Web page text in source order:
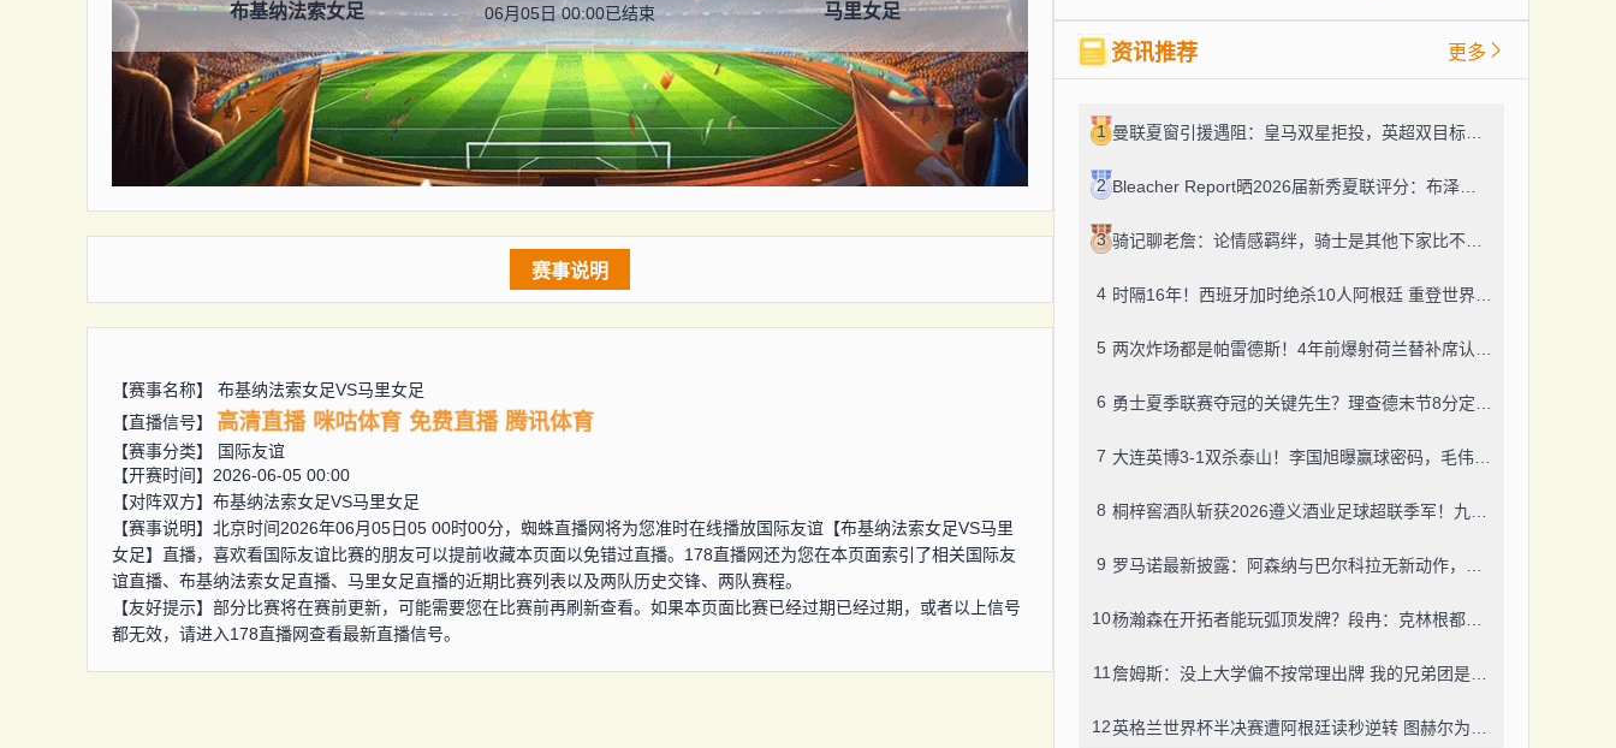
布基纳法索女足 06月05日 00:00已结束 马里女足
赛事说明
【赛事名称】 布基纳法索女足VS马里女足
【直播信号】
高清直播 咪咕体育 免费直播 腾讯体育
【赛事分类】
国际友谊
【开赛时间】2026-06-05 00:00
【对阵双方】 布基纳法索女足VS马里女足
【赛事说明】北京时间2026年06月05日05 00时00分，蜘蛛直播网将为您准时在线播放国际友谊【布基纳法索女足VS马里
女足】直播，喜欢看国际友谊比赛的朋友可以提前收藏本页面以免错过直播。178直播网还为您在本页面索引了相关国际友
谊直播、布基纳法索女足直播、马里女足直播的近期比赛列表以及两队历史交锋、两队赛程。
【友好提示】部分比赛将在赛前更新，可能需要您在比赛前再刷新查看。如果本页面比赛已经过期已经过期，或者以上信号
都无效，请进入178直播网查看最新直播信号。
资讯推荐 更多
1
2
3
4
5
6
7
8
9
10
11
12